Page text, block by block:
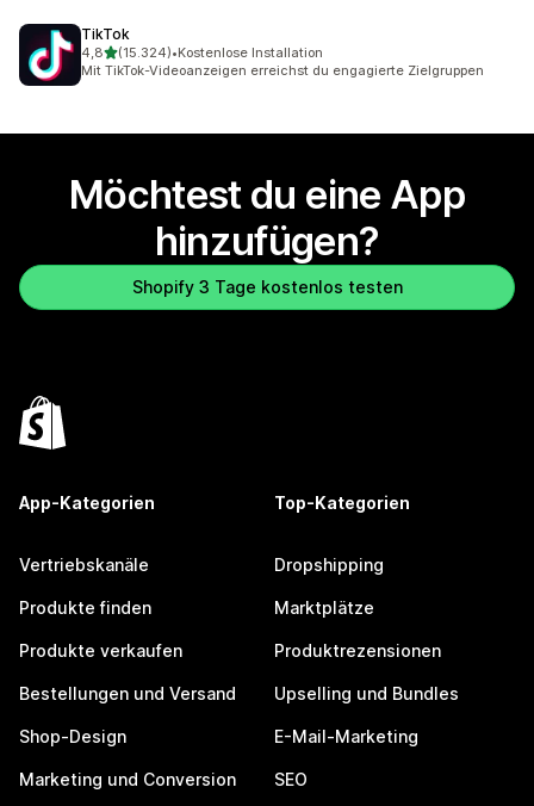
TikTok
4,8von 5 Sternen
(15.324)
15324 Rezensionen insgesamt
•Kostenlose Installation
Mit TikTok-Videoanzeigen erreichst du engagierte Zielgruppen
Möchtest du eine App
hinzufügen?
Shopify 3 Tage kostenlos testen
App-Kategorien
Vertriebskanäle
Produkte finden
Produkte verkaufen
Bestellungen und Versand
Shop-Design
Marketing und Conversion
Top-Kategorien
Dropshipping
Marktplätze
Produktrezensionen
Upselling und Bundles
E-Mail-Marketing
SEO